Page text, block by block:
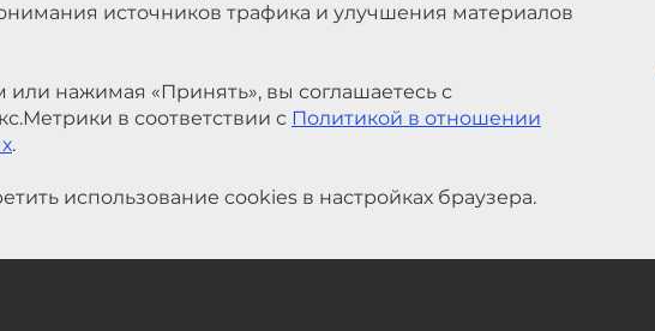
источников трафика и улучшения материалов
или нажимая «Принять», вы соглашаетесь с
в соответствии с Политикой в отношении
.
использование cookies в настройках браузера.